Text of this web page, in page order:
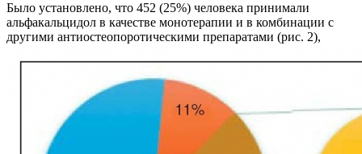
Было установлено, что 452 (25%) человека принимали
альфакальцидол в качестве монотерапии и в комбинации с
другими антиостеопоротическими препаратами (рис. 2),